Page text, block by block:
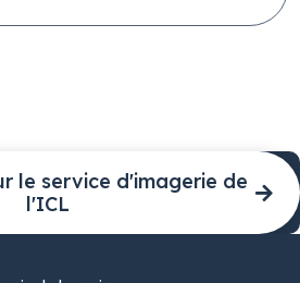
le service d'imagerie de
l'ICL